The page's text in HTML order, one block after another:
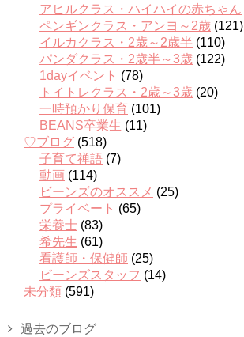
アヒルクラス・ハイハイの赤ちゃん
ペンギンクラス・アンヨ～2歳 (121)
イルカクラス・2歳～2歳半 (110)
パンダクラス・2歳半～3歳 (122)
1dayイベント (78)
トイトレクラス・2歳～3歳 (20)
一時預かり保育 (101)
BEANS卒業生 (11)
♡ブログ (518)
子育て禅語 (7)
動画 (114)
ビーンズのオススメ (25)
プライベート (65)
栄養士 (83)
希先生 (61)
看護師・保健師 (25)
ビーンズスタッフ (14)
未分類 (591)
過去のブログ